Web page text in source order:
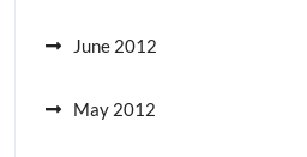
June 2012
May 2012